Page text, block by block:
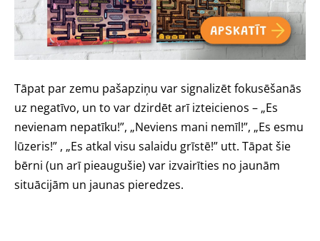
Tāpat par zemu pašapziņu var signalizēt fokusēšanās
uz negatīvo, un to var dzirdēt arī izteicienos – „Es
nevienam nepatīku!”, „Neviens mani nemīl!”, „Es esmu
lūzeris!” , „Es atkal visu salaidu grīstē!” utt. Tāpat šie
bērni (un arī pieaugušie) var izvairīties no jaunām
situācijām un jaunas pieredzes.